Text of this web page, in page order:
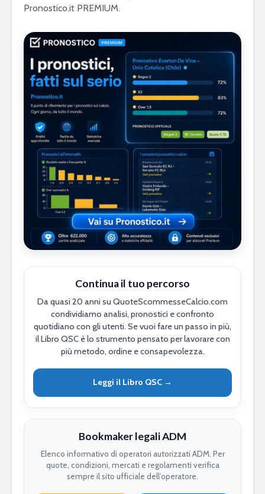
Pronostico.it PREMIUM.
Continua il tuo percorso
Da quasi 20 anni su QuoteScommesseCalcio.com
condividiamo analisi, pronostici e confronto
quotidiano con gli utenti. Se vuoi fare un passo in più,
il Libro QSC è lo strumento pensato per lavorare con
più metodo, ordine e consapevolezza.
Leggi il Libro QSC →
Bookmaker legali ADM
Elenco informativo di operatori autorizzati ADM. Per
quote, condizioni, mercati e regolamenti verifica
sempre il sito ufficiale dell’operatore.